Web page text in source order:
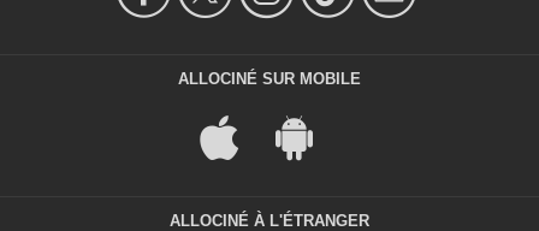
ALLOCINÉ SUR MOBILE
ALLOCINÉ À L'ÉTRANGER